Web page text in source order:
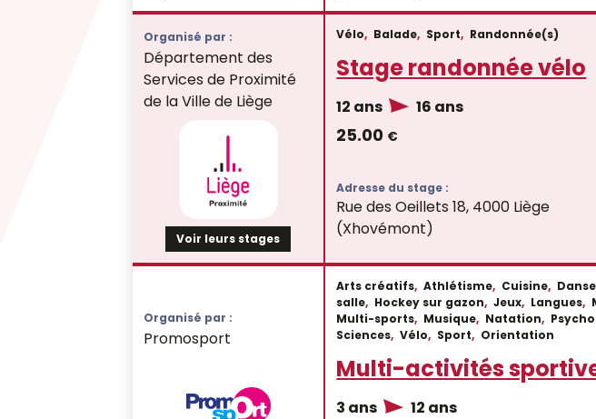
Organisé par :
Département des
Services de Proximité
de la Ville de Liège
Voir leurs stages
Vélo, Balade, Sport, Randonnée(s)
Stage randonnée vélo
12 ans 16 ans
25.00 €
Adresse du stage :
Rue des Oeillets 18, 4000 Liège
(Xhovémont)
Organisé par :
Promosport
Arts créatifs, Athlétisme, Cuisine, Danse
salle, Hockey sur gazon, Jeux, Langues,
Multi-sports, Musique, Natation,
Sciences, Vélo, Sport, Orientation
Multi-activités
3 ans 12 ans